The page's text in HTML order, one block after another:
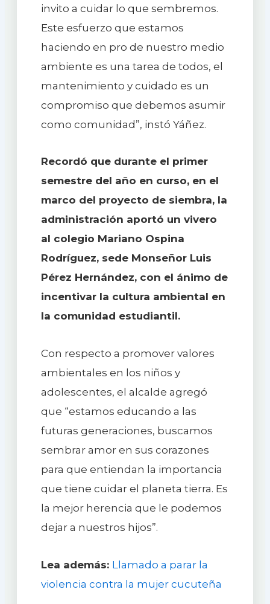
invito a cuidar lo que sembremos.
Este esfuerzo que estamos
haciendo en pro de nuestro medio
ambiente es una tarea de todos, el
mantenimiento y cuidado es un
compromiso que debemos asumir
como comunidad”, instó Yáñez.
Recordó que durante el primer
semestre del año en curso, en el
marco del proyecto de siembra, la
administración aportó un vivero
al colegio Mariano Ospina
Rodríguez, sede Monseñor Luis
Pérez Hernández, con el ánimo de
incentivar la cultura ambiental en
la comunidad estudiantil.
Con respecto a promover valores
ambientales en los niños y
adolescentes, el alcalde agregó
que “estamos educando a las
futuras generaciones, buscamos
sembrar amor en sus corazones
para que entiendan la importancia
que tiene cuidar el planeta tierra. Es
la mejor herencia que le podemos
dejar a nuestros hijos”.
Lea además: Llamado a parar la
violencia contra la mujer cucuteña